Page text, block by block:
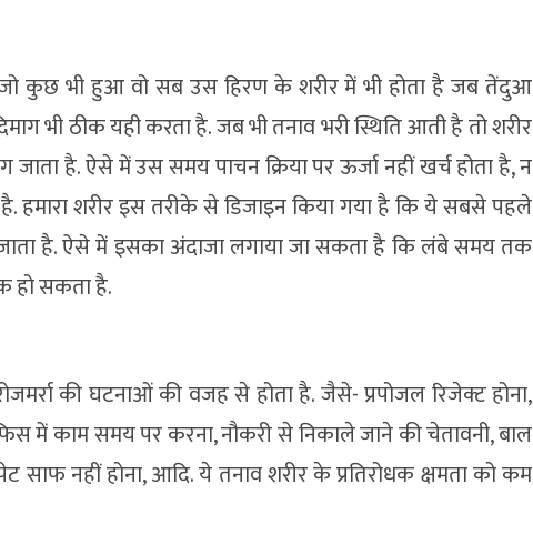
कुछ भी हुआ वो सब उस हिरण के शरीर में भी होता है जब तेंदुआ
भी ठीक यही करता है. जब भी तनाव भरी स्थिति आती है तो शरीर
जाता है. ऐसे में उस समय पाचन क्रिया पर ऊर्जा नहीं खर्च होता है, न
हमारा शरीर इस तरीके से डिजाइन किया गया है कि ये सबसे पहले
है. ऐसे में इसका अंदाजा लगाया जा सकता है कि लंबे समय तक
हो सकता है.
की घटनाओं की वजह से होता है. जैसे- प्रपोजल रिजेक्ट होना,
में काम समय पर करना, नौकरी से निकाले जाने की चेतावनी, बाल
साफ नहीं होना, आदि. ये तनाव शरीर के प्रतिरोधक क्षमता को कम